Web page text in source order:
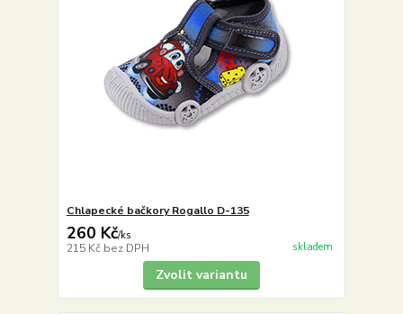
Chlapecké bačkory Rogallo D-135
260 Kč/ks
215 Kč bez DPH skladem
Zvolit variantu